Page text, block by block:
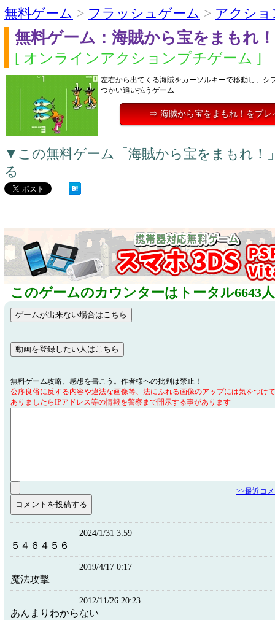
無料ゲーム > フラッシュゲーム > アクショ
無料ゲーム：海賊から宝をまもれ！
[ オンラインアクションプチゲーム ]
左右から出てくる海賊をカーソルキーで移動し、シ
つかい追い払うゲーム
⇒ 海賊から宝をまもれ！をプレ
▼この無料ゲーム「海賊から宝をまもれ！
る
このゲームのカウンターはトータル6643
無料ゲーム攻略、感想を書こう。作者様への批判は禁止！
公序良俗に反する内容や違法な画像等、法にふれる画像のアップには気をつけ
ありましたらIPアドレス等の情報を警察まで開示する事があります
>>最近コ
2024/1/31 3:59
５４６４５６
2019/4/17 0:17
魔法攻撃
2012/11/26 20:23
あんまりわからない